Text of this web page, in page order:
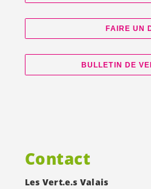
FAIRE UN
BULLETIN DE
Contact
Les Vert.e.s Valais